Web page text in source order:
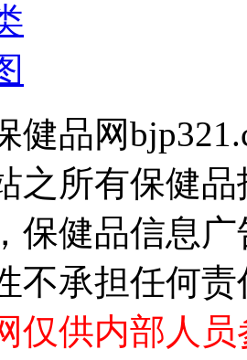
健品网
之所有保健
保健品信息
不承担任何
仅供内部人